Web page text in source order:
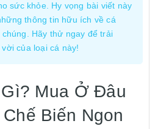
sức khỏe. Hy vọng bài viết này
thông tin hữu ích về cá
Hãy thử ngay để trải
của loại cá này!
Mua Ở Đâu
Biến Ngon